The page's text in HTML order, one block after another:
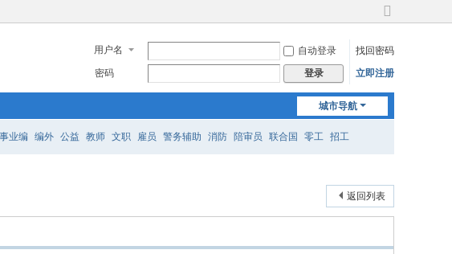
切
到
宽
用户名 自动登录
找回密码
密码
登录 立即注册
城市导航
事业编 编外 公益 教师 文职 雇员 警务辅助 消防 陪审员 联合国 零工 招工
返回列表